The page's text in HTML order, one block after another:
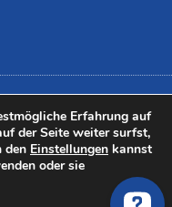
Erfahrung auf
der Seite weiter surfst,
den Einstellungen kannst
oder sie